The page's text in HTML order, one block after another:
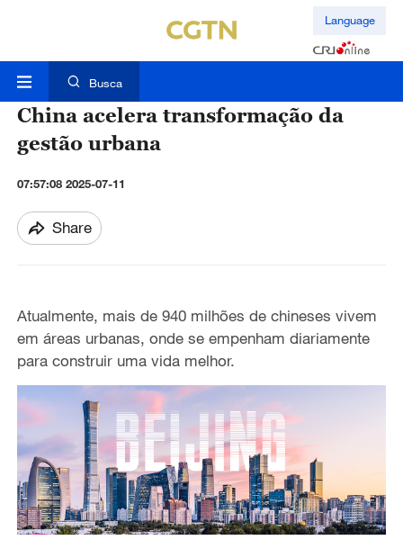
Language
Busca
China acelera transformação da
gestão urbana
07:57:08 2025-07-11
Share
Atualmente, mais de 940 milhões de chineses vivem
em áreas urbanas, onde se empenham diariamente
para construir uma vida melhor.